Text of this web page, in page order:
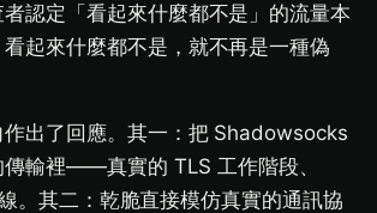
認定「看起來什麼都不是」的流量本
起來什麼都不是，就不再是一種偽
作出了回應。其一：把 Shadowsocks
傳輸裡——真實的 TLS 工作階段、
。其二：乾脆直接模仿真實的通訊協